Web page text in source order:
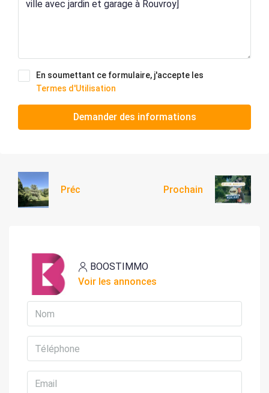
En soumettant ce formulaire, j'accepte les
Termes d'Utilisation
Demander des informations
Préc Prochain
BOOSTIMMO
Voir les annonces